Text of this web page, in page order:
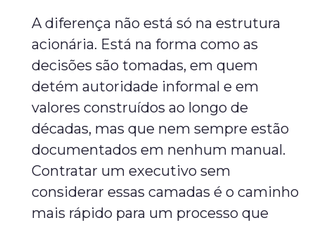
A diferença não está só na estrutura
acionária. Está na forma como as
decisões são tomadas, em quem
detém autoridade informal e em
valores construídos ao longo de
décadas, mas que nem sempre estão
documentados em nenhum manual.
Contratar um executivo sem
considerar essas camadas é o caminho
mais rápido para um processo que